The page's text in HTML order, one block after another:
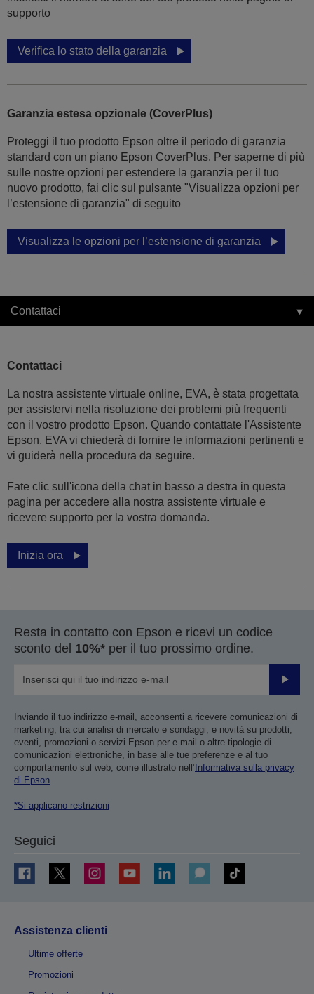
supporto
Verifica lo stato della garanzia
Garanzia estesa opzionale (CoverPlus)
Proteggi il tuo prodotto Epson oltre il periodo di garanzia
standard con un piano Epson CoverPlus. Per saperne di più
sulle nostre opzioni per estendere la garanzia per il tuo
nuovo prodotto, fai clic sul pulsante "Visualizza opzioni per
l’estensione di garanzia" di seguito
Visualizza le opzioni per l’estensione di garanzia
Contattaci
Contattaci
La nostra assistente virtuale online, EVA, è stata progettata
per assistervi nella risoluzione dei problemi più frequenti
con il vostro prodotto Epson. Quando contattate l'Assistente
Epson, EVA vi chiederà di fornire le informazioni pertinenti e
vi guiderà nella procedura da seguire.
Fate clic sull'icona della chat in basso a destra in questa
pagina per accedere alla nostra assistente virtuale e
ricevere supporto per la vostra domanda.
Inizia ora
Resta in contatto con Epson e ricevi un codice
sconto del 10%* per il tuo prossimo ordine.
Invia
Inviando il tuo indirizzo e-mail, acconsenti a ricevere comunicazioni di
marketing, tra cui analisi di mercato e sondaggi, e novità su prodotti,
eventi, promozioni o servizi Epson per e-mail o altre tipologie di
comunicazioni elettroniche, in base alle tue preferenze e al tuo
comportamento sul web, come illustrato nell’ Informativa sulla privacy
di Epson.
*Si applicano restrizioni
Seguici
Assistenza clienti
Ultime offerte
Promozioni